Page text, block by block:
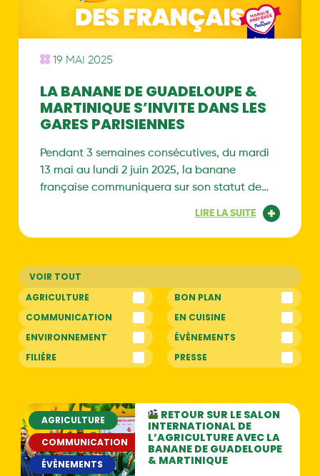
19 MAI 2025
LA BANANE DE GUADELOUPE &
MARTINIQUE S’INVITE DANS LES
GARES PARISIENNES
Pendant 3 semaines consécutives, du mardi
13 mai au lundi 2 juin 2025, la banane
française communiquera sur son statut de
LIRE LA SUITE
AGRICULTURE
BON PLAN
COMMUNICATION
EN CUISINE
ENVIRONNEMENT
ÉVÈNEMENTS
FILIÈRE
PRESSE
AGRICULTURE
COMMUNICATION
ÉVÈNEMENTS
RETOUR SUR LE SALON
INTERNATIONAL DE
L’AGRICULTURE AVEC LA
BANANE DE GUADELOUPE
& MARTINIQUE